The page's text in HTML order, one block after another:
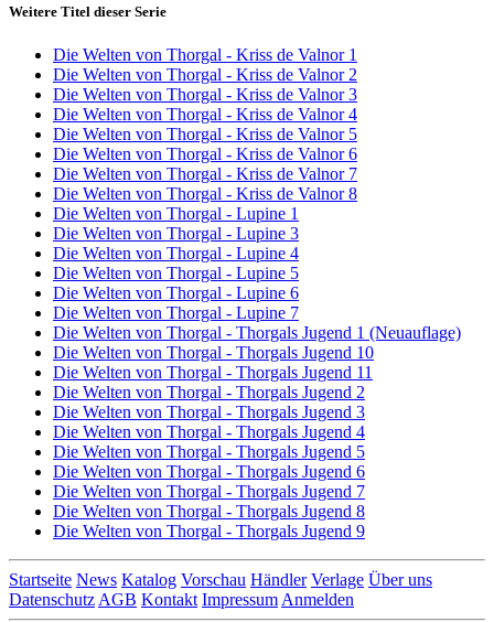
Weitere Titel dieser Serie
Die Welten von Thorgal - Kriss de Valnor 1
Die Welten von Thorgal - Kriss de Valnor 2
Die Welten von Thorgal - Kriss de Valnor 3
Die Welten von Thorgal - Kriss de Valnor 4
Die Welten von Thorgal - Kriss de Valnor 5
Die Welten von Thorgal - Kriss de Valnor 6
Die Welten von Thorgal - Kriss de Valnor 7
Die Welten von Thorgal - Kriss de Valnor 8
Die Welten von Thorgal - Lupine 1
Die Welten von Thorgal - Lupine 3
Die Welten von Thorgal - Lupine 4
Die Welten von Thorgal - Lupine 5
Die Welten von Thorgal - Lupine 6
Die Welten von Thorgal - Lupine 7
Die Welten von Thorgal - Thorgals Jugend 1 (Neuauflage)
Die Welten von Thorgal - Thorgals Jugend 10
Die Welten von Thorgal - Thorgals Jugend 11
Die Welten von Thorgal - Thorgals Jugend 2
Die Welten von Thorgal - Thorgals Jugend 3
Die Welten von Thorgal - Thorgals Jugend 4
Die Welten von Thorgal - Thorgals Jugend 5
Die Welten von Thorgal - Thorgals Jugend 6
Die Welten von Thorgal - Thorgals Jugend 7
Die Welten von Thorgal - Thorgals Jugend 8
Die Welten von Thorgal - Thorgals Jugend 9
Startseite News Katalog Vorschau Händler Verlage Über uns
Datenschutz AGB Kontakt Impressum Anmelden